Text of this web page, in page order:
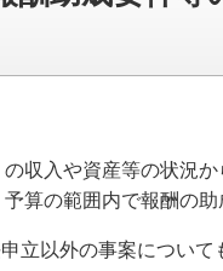
収入や資産等の状況
算の範囲内で報酬の助
立以外の事案について